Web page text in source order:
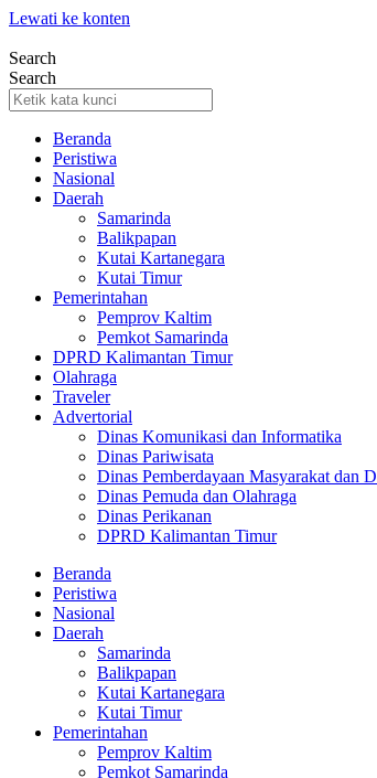
Lewati ke konten
Search
Search
Beranda
Peristiwa
Nasional
Daerah
Samarinda
Balikpapan
Kutai Kartanegara
Kutai Timur
Pemerintahan
Pemprov Kaltim
Pemkot Samarinda
DPRD Kalimantan Timur
Olahraga
Traveler
Advertorial
Dinas Komunikasi dan Informatika
Dinas Pariwisata
Dinas Pemberdayaan Masyarakat dan
Dinas Pemuda dan Olahraga
Dinas Perikanan
DPRD Kalimantan Timur
Beranda
Peristiwa
Nasional
Daerah
Samarinda
Balikpapan
Kutai Kartanegara
Kutai Timur
Pemerintahan
Pemprov Kaltim
Pemkot Samarinda